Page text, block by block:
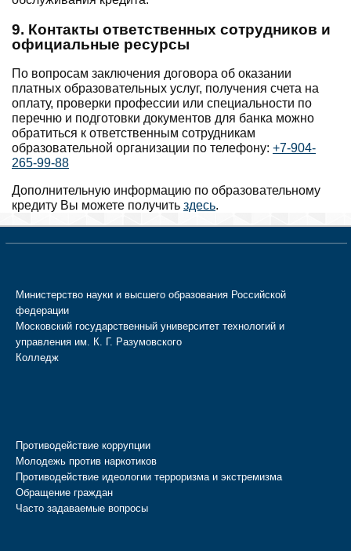
9. Контакты ответственных сотрудников и
официальные ресурсы
По вопросам заключения договора об оказании
платных образовательных услуг, получения счета на
оплату, проверки профессии или специальности по
перечню и подготовки документов для банка можно
обратиться к ответственным сотрудникам
образовательной организации по телефону: +7-904-
265-99-88
Дополнительную информацию по образовательному
кредиту Вы можете получить здесь.
Министерство науки и высшего образования Российской
федерации
Московский государственный университет технологий и
управления им. К. Г. Разумовского
Колледж
Противодействие коррупции
Молодежь против наркотиков
Противодействие идеологии терроризма и экстремизма
Обращение граждан
Часто задаваемые вопросы